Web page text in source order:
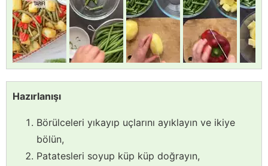
Hazırlanışı
Börülceleri yıkayıp uçlarını ayıklayın ve ikiye
bölün,
Patatesleri soyup küp küp doğrayın,